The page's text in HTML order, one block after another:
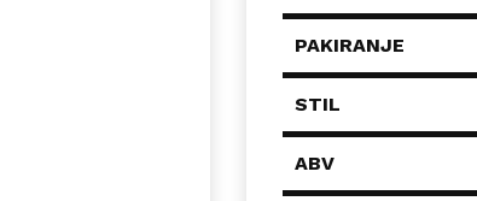
PAKIRANJE
STIL
ABV